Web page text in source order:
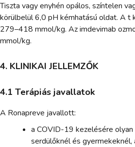
Tiszta vagy enyhén opálos, színtelen
körülbelül 6,0 pH kémhatású oldat. A t
279–418 mmol/kg. Az imdevimab
mmol/kg.
4. KLINIKAI JELLEMZŐK
4.1 Terápiás javallatok
A Ronapreve javallott:
a COVID-19 kezelésére
serdülőknél és